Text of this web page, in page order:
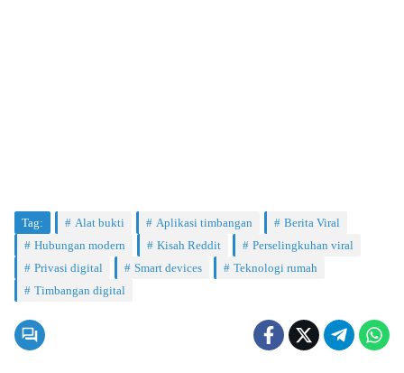
Tag: Alat bukti Aplikasi timbangan
Berita Viral
Hubungan modern
Kisah Reddit
Perselingkuhan viral
Privasi digital
Smart devices
Teknologi rumah
Timbangan digital